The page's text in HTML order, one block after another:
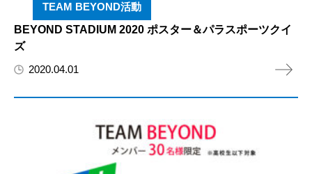
TEAM BEYOND活動
BEYOND STADIUM 2020 ポスター＆パラスポーツクイ
ズ
2020.04.01